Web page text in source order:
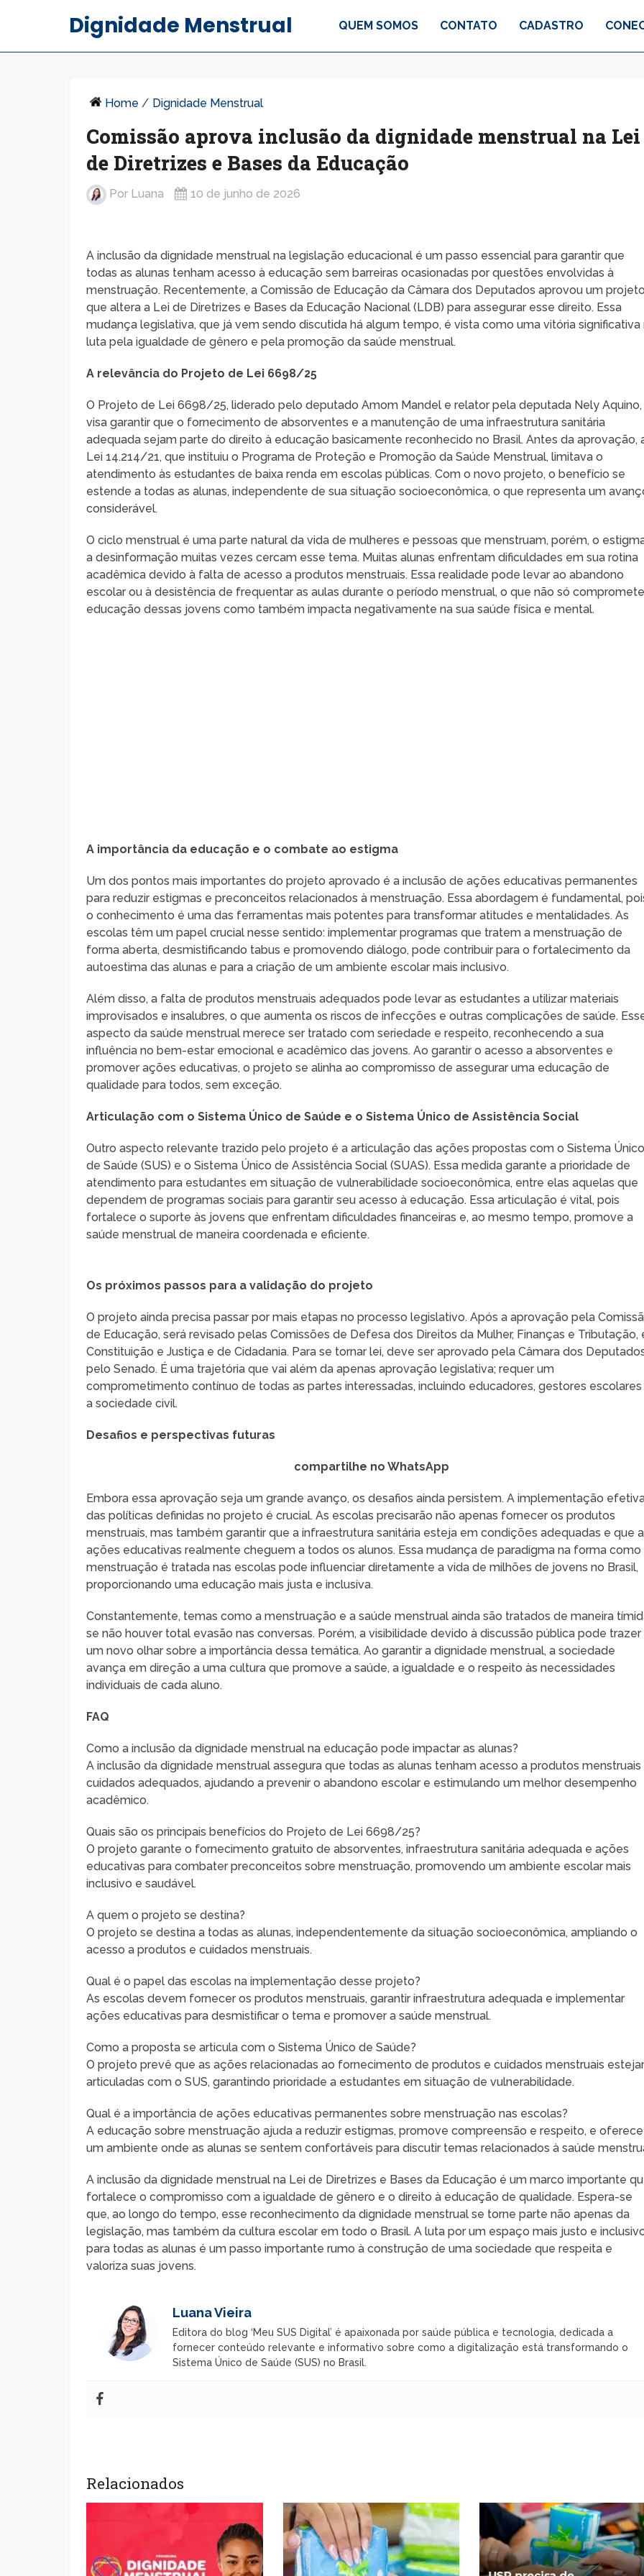
Dignidade Menstrual QUEM SOMOS CONTATO CADASTRO
Home / Dignidade Menstrual
Comissão aprova inclusão da dignidade menstrual na Lei
de Diretrizes e Bases da Educação
Por Luana 10 de junho de 2026
A inclusão da dignidade menstrual na legislação educacional é um passo essencial para garantir que
todas as alunas tenham acesso à educação sem barreiras ocasionadas por questões envolvidas à
menstruação. Recentemente, a Comissão de Educação da Câmara dos Deputados aprovou um
que altera a Lei de Diretrizes e Bases da Educação Nacional (LDB) para assegurar esse direito. Essa
mudança legislativa, que já vem sendo discutida há algum tempo, é vista como uma vitória significativa
luta pela igualdade de gênero e pela promoção da saúde menstrual.
A relevância do Projeto de Lei 6698/25
O Projeto de Lei 6698/25, liderado pelo deputado Amom Mandel e relator pela deputada Nely Aquino,
visa garantir que o fornecimento de absorventes e a manutenção de uma infraestrutura sanitária
adequada sejam parte do direito à educação basicamente reconhecido no Brasil. Antes da aprovação,
Lei 14.214/21, que instituiu o Programa de Proteção e Promoção da Saúde Menstrual, limitava o
atendimento às estudantes de baixa renda em escolas públicas. Com o novo projeto, o benefício se
estende a todas as alunas, independente de sua situação socioeconômica, o que representa um
considerável.
O ciclo menstrual é uma parte natural da vida de mulheres e pessoas que menstruam, porém, o
a desinformação muitas vezes cercam esse tema. Muitas alunas enfrentam dificuldades em sua rotina
acadêmica devido à falta de acesso a produtos menstruais. Essa realidade pode levar ao abandono
escolar ou à desistência de frequentar as aulas durante o período menstrual, o que não só
educação dessas jovens como também impacta negativamente na sua saúde física e mental.
A importância da educação e o combate ao estigma
Um dos pontos mais importantes do projeto aprovado é a inclusão de ações educativas permanentes
para reduzir estigmas e preconceitos relacionados à menstruação. Essa abordagem é fundamental,
o conhecimento é uma das ferramentas mais potentes para transformar atitudes e mentalidades. As
escolas têm um papel crucial nesse sentido: implementar programas que tratem a menstruação de
forma aberta, desmistificando tabus e promovendo diálogo, pode contribuir para o fortalecimento da
autoestima das alunas e para a criação de um ambiente escolar mais inclusivo.
Além disso, a falta de produtos menstruais adequados pode levar as estudantes a utilizar materiais
improvisados e insalubres, o que aumenta os riscos de infecções e outras complicações de saúde.
aspecto da saúde menstrual merece ser tratado com seriedade e respeito, reconhecendo a sua
influência no bem-estar emocional e acadêmico das jovens. Ao garantir o acesso a absorventes e
promover ações educativas, o projeto se alinha ao compromisso de assegurar uma educação de
qualidade para todos, sem exceção.
Articulação com o Sistema Único de Saúde e o Sistema Único de Assistência Social
Outro aspecto relevante trazido pelo projeto é a articulação das ações propostas com o Sistema
de Saúde (SUS) e o Sistema Único de Assistência Social (SUAS). Essa medida garante a prioridade de
atendimento para estudantes em situação de vulnerabilidade socioeconômica, entre elas aquelas que
dependem de programas sociais para garantir seu acesso à educação. Essa articulação é vital, pois
fortalece o suporte às jovens que enfrentam dificuldades financeiras e, ao mesmo tempo, promove a
saúde menstrual de maneira coordenada e eficiente.
Os próximos passos para a validação do projeto
O projeto ainda precisa passar por mais etapas no processo legislativo. Após a aprovação pela
de Educação, será revisado pelas Comissões de Defesa dos Direitos da Mulher, Finanças e Tributação,
Constituição e Justiça e de Cidadania. Para se tornar lei, deve ser aprovado pela Câmara dos
pelo Senado. É uma trajetória que vai além da apenas aprovação legislativa; requer um
comprometimento contínuo de todas as partes interessadas, incluindo educadores, gestores
a sociedade civil.
Desafios e perspectivas futuras
compartilhe no WhatsApp
Embora essa aprovação seja um grande avanço, os desafios ainda persistem. A implementação
das políticas definidas no projeto é crucial. As escolas precisarão não apenas fornecer os produtos
menstruais, mas também garantir que a infraestrutura sanitária esteja em condições adequadas e que
ações educativas realmente cheguem a todos os alunos. Essa mudança de paradigma na forma como
menstruação é tratada nas escolas pode influenciar diretamente a vida de milhões de jovens no Brasil,
proporcionando uma educação mais justa e inclusiva.
Constantemente, temas como a menstruação e a saúde menstrual ainda são tratados de maneira
se não houver total evasão nas conversas. Porém, a visibilidade devido à discussão pública pode trazer
um novo olhar sobre a importância dessa temática. Ao garantir a dignidade menstrual, a sociedade
avança em direção a uma cultura que promove a saúde, a igualdade e o respeito às necessidades
individuais de cada aluno.
FAQ
Como a inclusão da dignidade menstrual na educação pode impactar as alunas?
A inclusão da dignidade menstrual assegura que todas as alunas tenham acesso a produtos menstruais
cuidados adequados, ajudando a prevenir o abandono escolar e estimulando um melhor desempenho
acadêmico.
Quais são os principais benefícios do Projeto de Lei 6698/25?
O projeto garante o fornecimento gratuito de absorventes, infraestrutura sanitária adequada e ações
educativas para combater preconceitos sobre menstruação, promovendo um ambiente escolar mais
inclusivo e saudável.
A quem o projeto se destina?
O projeto se destina a todas as alunas, independentemente da situação socioeconômica, ampliando o
acesso a produtos e cuidados menstruais.
Qual é o papel das escolas na implementação desse projeto?
As escolas devem fornecer os produtos menstruais, garantir infraestrutura adequada e implementar
ações educativas para desmistificar o tema e promover a saúde menstrual.
Como a proposta se articula com o Sistema Único de Saúde?
O projeto prevê que as ações relacionadas ao fornecimento de produtos e cuidados menstruais
articuladas com o SUS, garantindo prioridade a estudantes em situação de vulnerabilidade.
Qual é a importância de ações educativas permanentes sobre menstruação nas escolas?
A educação sobre menstruação ajuda a reduzir estigmas, promove compreensão e respeito, e oferece
um ambiente onde as alunas se sentem confortáveis para discutir temas relacionados à saúde
A inclusão da dignidade menstrual na Lei de Diretrizes e Bases da Educação é um marco importante
fortalece o compromisso com a igualdade de gênero e o direito à educação de qualidade. Espera-se
que, ao longo do tempo, esse reconhecimento da dignidade menstrual se torne parte não apenas da
legislação, mas também da cultura escolar em todo o Brasil. A luta por um espaço mais justo e
para todas as alunas é um passo importante rumo à construção de uma sociedade que respeita e
valoriza suas jovens.
Luana Vieira
Editora do blog ‘Meu SUS Digital’ é apaixonada por saúde pública e tecnologia, dedicada a
fornecer conteúdo relevante e informativo sobre como a digitalização está transformando o
Sistema Único de Saúde (SUS) no Brasil.
Relacionados